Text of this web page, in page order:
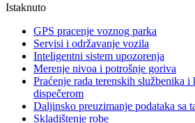
Istaknuto
GPS pracenje voznog parka
Servisi i održavanje vozila
Inteligentni sistem upozorenja
Merenje nivoa i potrošnje goriva
Praćenje rada terenskih službenika i
dispečerom
Daljinsko preuzimanje podataka sa
Skladištenje robe